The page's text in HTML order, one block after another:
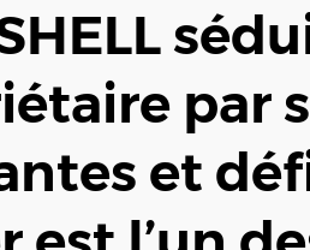
par
et